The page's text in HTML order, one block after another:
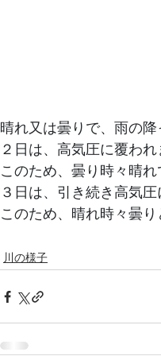
晴れ又は曇りで、雨の降
２日は、高気圧に覆わ
このため、曇り時々晴
３日は、引き続き高気
このため、晴れ時々曇り
川の様子